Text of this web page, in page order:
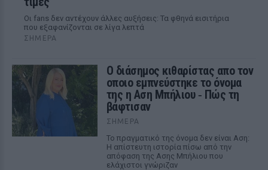
Οι fans δεν αντέχουν άλλες αυξήσεις: Τα φθηνά εισιτήρια
που εξαφανίζονται σε λίγα λεπτά
ΣΉΜΕΡΑ
Ο διάσημος κιθαρίστας απο τον
οποιο εμπνεύστηκε το όνομα
της η Αση Μπήλιου ‑ Πώς τη
βάφτισαν
ΣΉΜΕΡΑ
Το πραγματικό της όνομα δεν είναι Αση:
Η απίστευτη ιστορία πίσω από την
απόφαση της Ασης Μπήλιου που
ελάχιστοι γνώριζαν